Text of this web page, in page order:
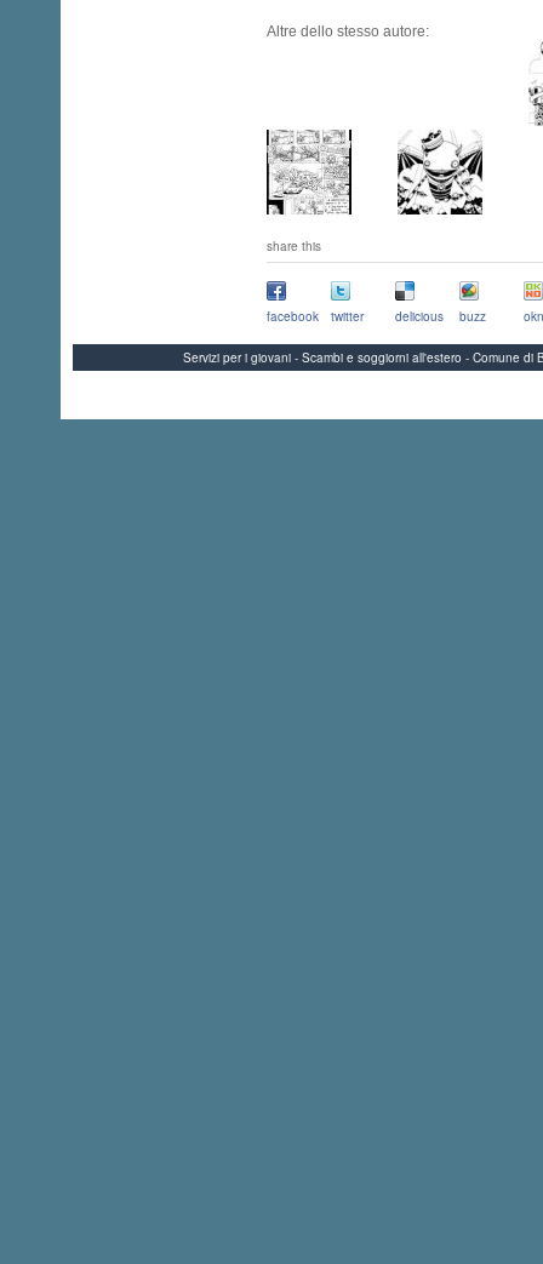
Altre dello stesso autore:
share this
facebook twitter delicious buzz
Servizi per i giovani - Scambi e soggiorni all'estero - Comune